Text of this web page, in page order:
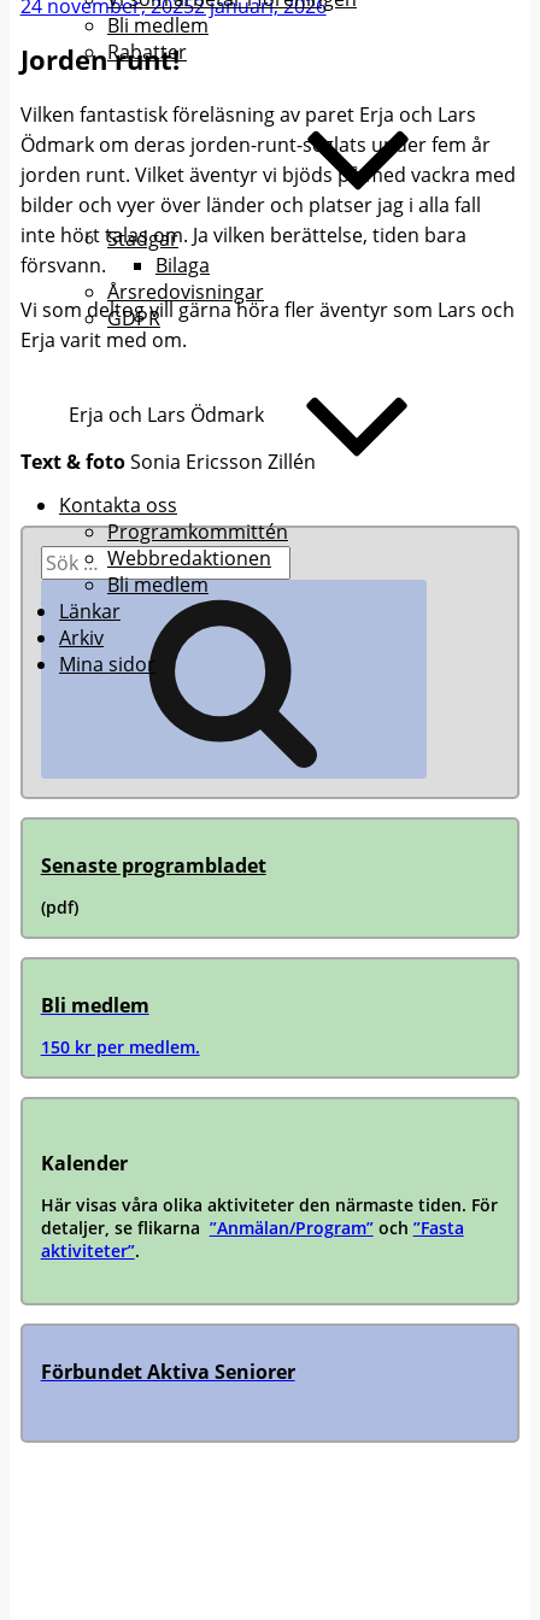
Bli medlem
Rabatter
Stadgar
Bilaga
Årsredovisningar
GDPR
Kontakta oss
Programkommittén
Webbredaktionen
Bli medlem
Länkar
Arkiv
Mina sidor
24 november, 20252 januari, 2026
Jorden runt!
Vilken fantastisk föreläsning av paret Erja och Lars
Ödmark om deras jorden-runt-seglats under fem år
jorden runt. Vilket äventyr vi bjöds på med vackra med
bilder och vyer över länder och platser jag i alla fall
inte hört talas om. Ja vilken berättelse, tiden bara
försvann.
Vi som deltog vill gärna höra fler äventyr som Lars och
Erja varit med om.
Erja och Lars Ödmark
Text & fotoSonia Ericsson Zillén
Sök
efter:
Senaste programbladet
(pdf)
Bli medlem
150 kr per medlem.
Kalender
Här visas våra olika aktiviteter den närmaste tiden. För
detaljer, se flikarna ”Anmälan/Program”och ”Fasta
aktiviteter”.
Förbundet Aktiva Seniorer